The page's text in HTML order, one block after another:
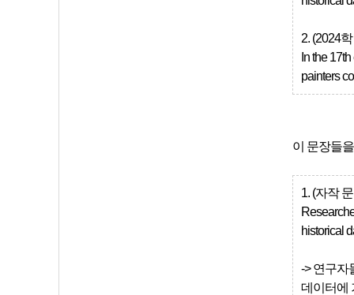
2. (2024
In the
painters
이 문장들
1. (자작
historical
-> 연구자
데이터에